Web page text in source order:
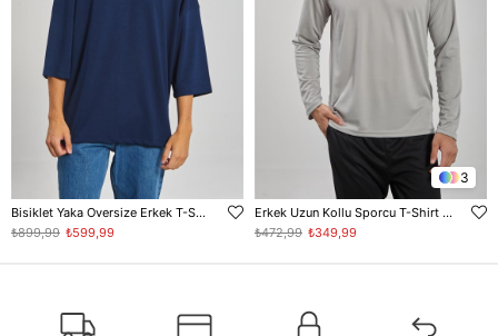
Bisiklet Yaka Oversize Erkek T-Shirt - Lacivert
₺599,99
₺899,99
3
Erkek Uzun Kollu Sporcu T-Shirt - Gri
₺349,99
₺472,99